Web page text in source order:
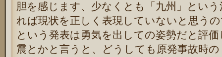
胆を感じます、少なくとも「九州」とい
れば現状を正しく表現していないと思う
という発表は勇気を出しての姿勢だと評
震とかと言うと、どうしても原発事故時